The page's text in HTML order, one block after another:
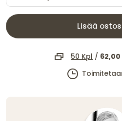
Lisää
50 Kpl /